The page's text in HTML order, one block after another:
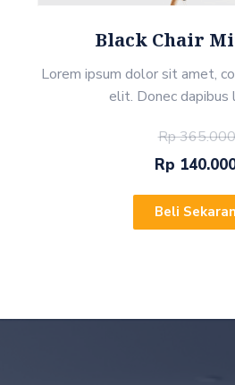
Black Chair
Lorem ipsum dolor sit amet,
elit. Donec dapibus
Rp
Rp
Beli